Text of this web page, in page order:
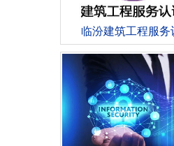
临汾建筑工程服务